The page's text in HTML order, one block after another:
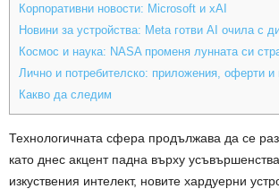
Корпоративни новости: Microsoft и xAI
Новини за устройства: Meta готви AI очила с
Космос и наука: NASA променя лунната си
Лично и потребителско: приложения, оферти
Какво да следим
Технологичната сфера продължава да се
като днес акцент падна върху
изкуствения интелект, новите хардуерни